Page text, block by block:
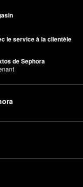
le service à la clientèle
de Sephora